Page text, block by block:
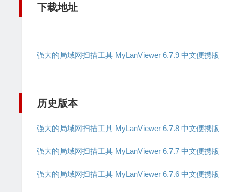
下载地址
强大的局域网扫描工具 MyLanViewer 6.7.9 中文便携版
历史版本
强大的局域网扫描工具 MyLanViewer 6.7.8 中文便携版
强大的局域网扫描工具 MyLanViewer 6.7.7 中文便携版
强大的局域网扫描工具 MyLanViewer 6.7.6 中文便携版